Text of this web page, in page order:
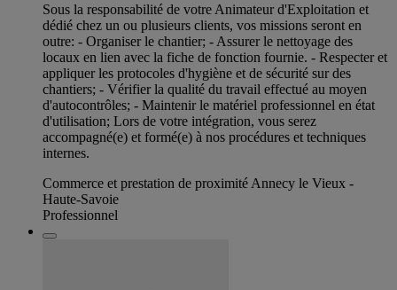
Sous la responsabilité de votre Animateur d'Exploitation et
dédié chez un ou plusieurs clients, vos missions seront en
outre: - Organiser le chantier; - Assurer le nettoyage des
locaux en lien avec la fiche de fonction fournie. - Respecter et
appliquer les protocoles d'hygiène et de sécurité sur des
chantiers; - Vérifier la qualité du travail effectué au moyen
d'autocontrôles; - Maintenir le matériel professionnel en état
d'utilisation; Lors de votre intégration, vous serez
accompagné(e) et formé(e) à nos procédures et techniques
internes.
Commerce et prestation de proximité Annecy le Vieux -
Haute-Savoie
Professionnel